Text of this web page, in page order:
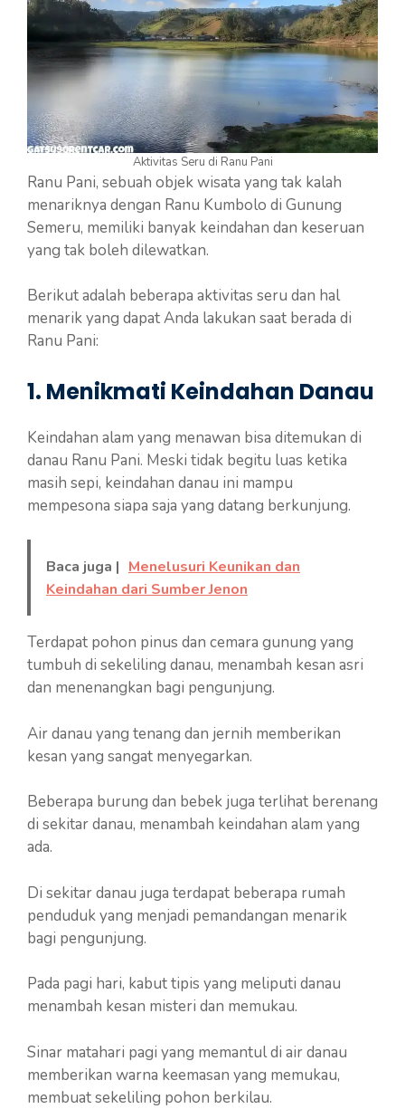
Aktivitas Seru di Ranu Pani
Ranu Pani, sebuah objek wisata yang tak kalah
menariknya dengan Ranu Kumbolo di Gunung
Semeru, memiliki banyak keindahan dan keseruan
yang tak boleh dilewatkan.
Berikut adalah beberapa aktivitas seru dan hal
menarik yang dapat Anda lakukan saat berada di
Ranu Pani:
1. Menikmati Keindahan Danau
Keindahan alam yang menawan bisa ditemukan di
danau Ranu Pani. Meski tidak begitu luas ketika
masih sepi, keindahan danau ini mampu
mempesona siapa saja yang datang berkunjung.
Baca juga | Menelusuri Keunikan dan
Keindahan dari Sumber Jenon
Terdapat pohon pinus dan cemara gunung yang
tumbuh di sekeliling danau, menambah kesan asri
dan menenangkan bagi pengunjung.
Air danau yang tenang dan jernih memberikan
kesan yang sangat menyegarkan.
Beberapa burung dan bebek juga terlihat berenang
di sekitar danau, menambah keindahan alam yang
ada.
Di sekitar danau juga terdapat beberapa rumah
penduduk yang menjadi pemandangan menarik
bagi pengunjung.
Pada pagi hari, kabut tipis yang meliputi danau
menambah kesan misteri dan memukau.
Sinar matahari pagi yang memantul di air danau
memberikan warna keemasan yang memukau,
membuat sekeliling pohon berkilau.